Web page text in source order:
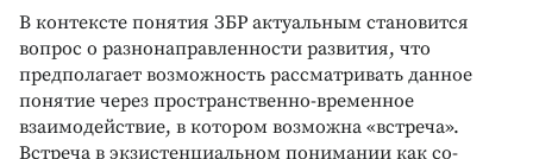
В контексте понятия ЗБР актуальным становится
вопрос о разнонаправленности развития, что
предполагает возможность рассматривать данное
понятие через пространственно-временное
взаимодействие, в котором возможна «встреча».
Встреча в экзистенциальном понимании как со-